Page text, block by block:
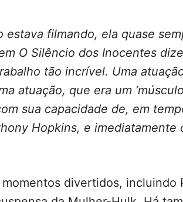
estava filmando, ela quase
O Silêncio dos Inocentes
tão incrível. Uma
atuação, que era um
sua capacidade de, em
Hopkins, e imediatamente
divertidos, incluindo